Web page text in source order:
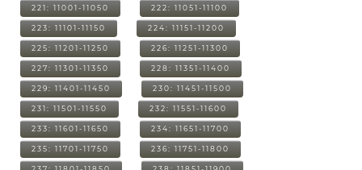
221: 11001-11050 222: 11051-11100
223: 11101-11150 224: 11151-11200
225: 11201-11250 226: 11251-11300
227: 11301-11350 228: 11351-11400
229: 11401-11450 230: 11451-11500
231: 11501-11550 232: 11551-11600
233: 11601-11650 234: 11651-11700
235: 11701-11750 236: 11751-11800